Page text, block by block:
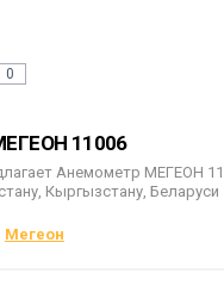
0
11006
Анемометр МЕГЕОН
Кыргызстану, Беларуси
Мегеон